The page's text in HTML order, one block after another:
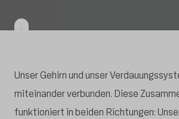
Unser Gehirn und unser
miteinander verbunden. Diese
funktioniert in beiden Richtungen: